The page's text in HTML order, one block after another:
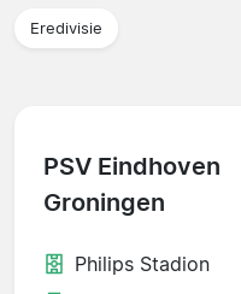
Eredivisie
PSV Eindhoven
Groningen
Philips Stadion